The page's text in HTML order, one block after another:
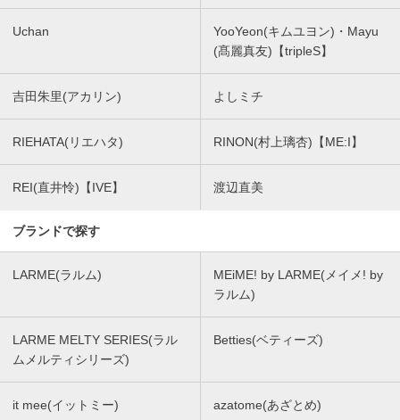
Uchan
YooYeon(キムユヨン)・Mayu
(髙麗真友)【tripleS】
吉田朱里(アカリン) よしミチ
RIEHATA(リエハタ) RINON(村上璃杏)【ME:I】
REI(直井怜)【IVE】 渡辺直美
ブランドで探す
LARME(ラルム)
MEiME! by LARME(メイメ! by
ラルム)
LARME MELTY SERIES(ラル
ムメルティシリーズ)
Betties(ベティーズ)
it mee(イットミー) azatome(あざとめ)